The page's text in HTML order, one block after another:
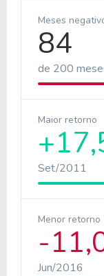
Meses
84
de 200
Maior retorno
Set/2011
Menor retorno
-
Jun/2016